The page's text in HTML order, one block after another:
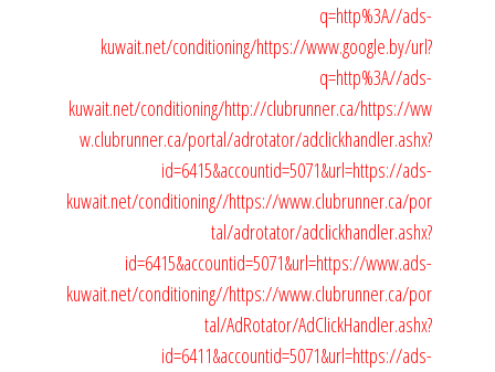
q=http%3A//ads-
kuwait.net/conditioning/https://www.google.by/url?
q=http%3A//ads-
kuwait.net/conditioning/http://clubrunner.ca/https://ww
w.clubrunner.ca/portal/adrotator/adclickhandler.ashx?
id=6415&accountid=5071&url=https://ads-
kuwait.net/conditioning//https://www.clubrunner.ca/por
tal/adrotator/adclickhandler.ashx?
id=6415&accountid=5071&url=https://www.ads-
kuwait.net/conditioning//https://www.clubrunner.ca/por
tal/AdRotator/AdClickHandler.ashx?
id=6411&accountid=5071&url=https://ads-